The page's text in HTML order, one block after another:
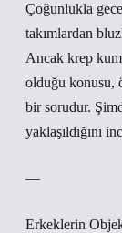
Çoğunlukla
takımlardan
Ancak krep
olduğu konusu,
bir sorudur.
yaklaşıldığını
—
Erkeklerin